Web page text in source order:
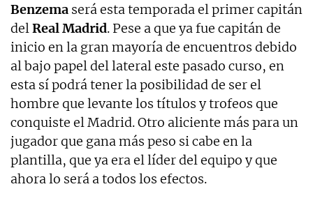
Benzema será esta temporada el primer capitán
delRealMadrid. Pese a que ya fue capitán de
inicio en la gran mayoría de encuentros debido
al bajo papel del lateral este pasado curso, en
esta sí podrá tener la posibilidad de ser el
hombre que levante los títulos y trofeos que
conquiste el Madrid. Otro aliciente más para un
jugador que gana más peso si cabe en la
plantilla, que ya era el líder del equipo y que
ahora lo será a todos los efectos.